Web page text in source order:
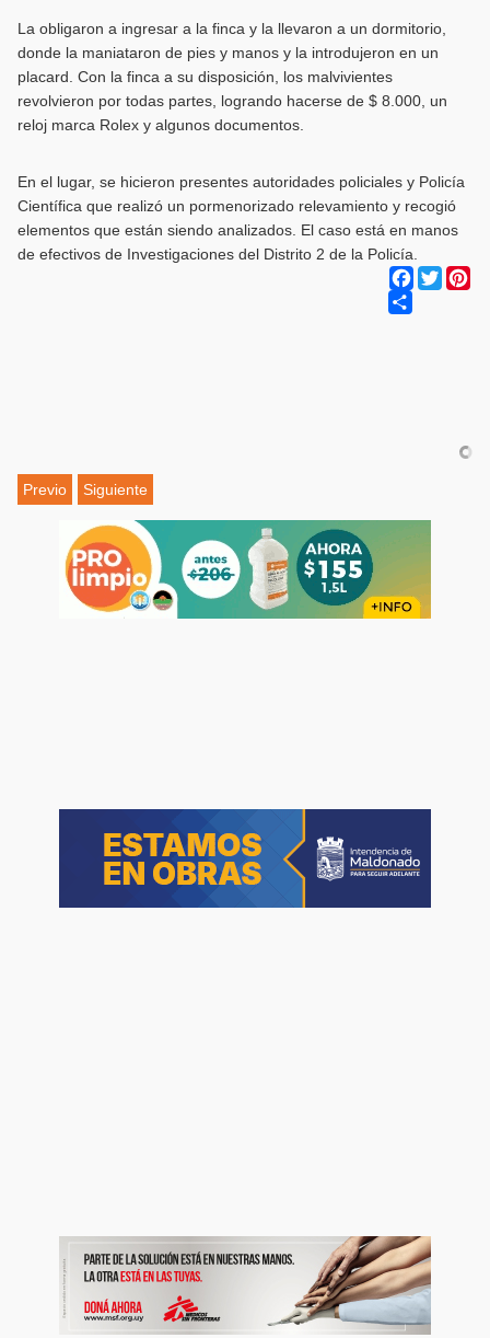
La obligaron a ingresar a la finca y la llevaron a un dormitorio,
donde la maniataron de pies y manos y la introdujeron en un
placard. Con la finca a su disposición, los malvivientes
revolvieron por todas partes, logrando hacerse de $ 8.000, un
reloj marca Rolex y algunos documentos.
En el lugar, se hicieron presentes autoridades policiales y Policía
Científica que realizó un pormenorizado relevamiento y recogió
elementos que están siendo analizados. El caso está en manos
de efectivos de Investigaciones del Distrito 2 de la Policía.
Facebook
Twitter
Previo Siguiente